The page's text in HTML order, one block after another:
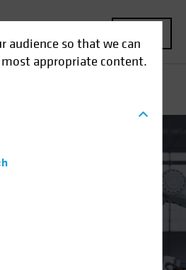
audience so that we can
appropriate content.
in
Aktien